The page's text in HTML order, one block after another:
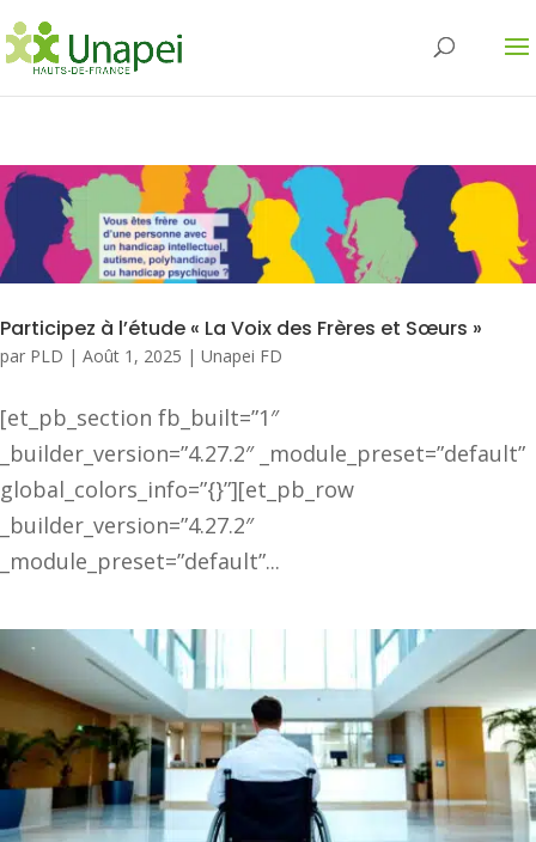
Participez à l’étude « La Voix des Frères et Sœurs »
par PLD | Août 1, 2025 | Unapei FD
[et_pb_section fb_built=”1″
_builder_version=”4.27.2″ _module_preset=”default”
global_colors_info=”{}”][et_pb_row
_builder_version=”4.27.2″
_module_preset=”default”...